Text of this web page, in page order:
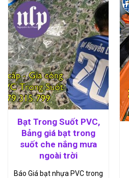
Bạt Trong Suốt PVC,
Bảng giá bạt trong
suốt che nắng mưa
ngoài trời
Báo Giá bạt nhựa PVC trong